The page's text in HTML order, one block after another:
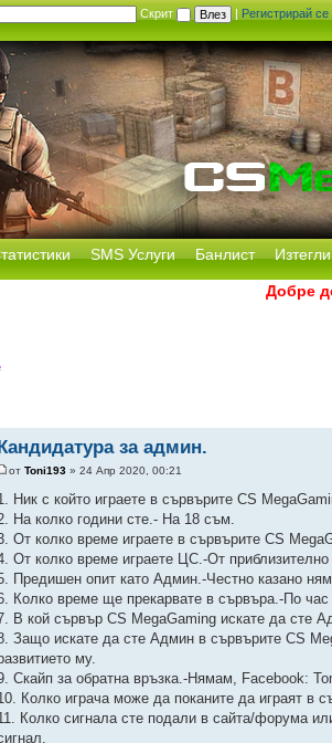
Скрит | Регистрирай се
SMS Услуги Банлист
Добре
за админ.
отToni193 » 24 Апр 2020, 00:21
Ник с който играете в сървърите CS
На колко години сте.- На 18 съм.
От колко време играете в сървърите CS
От колко време играете ЦС.-От приблизително
Предишен опит като Админ.-Честно казано
Колко време ще прекарвате в сървъра.-По час
В кой сървър CS MegaGaming искате да сте
Защо искате да сте Админ в сървърите CS
му.
Скайп за обратна връзка.-Нямам, Facebook:
Колко играча може да поканите да играят в
Колко сигнала сте подали в сайта/форума